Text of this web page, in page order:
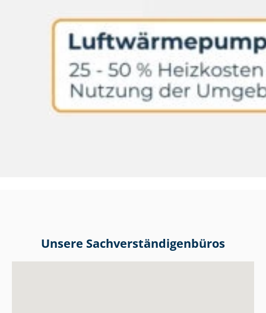
Unsere Sach­ver­stän­di­gen­bü­ros